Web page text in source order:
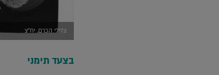
צלילי הכרם, יח"צ
בצעד תימני